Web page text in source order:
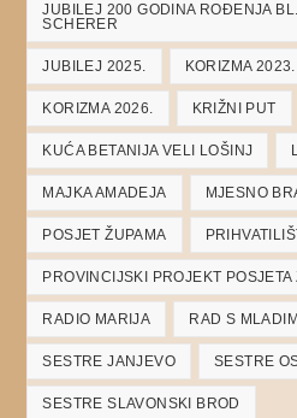
JUBILEJ 200 GODINA ROĐENJA
SCHERER
JUBILEJ 2025. KORIZMA 2023.
KORIZMA 2026. KRIŽNI PUT
KUĆA BETANIJA VELI LOŠINJ
MAJKA AMADEJA MJESNO
POSJET ŽUPAMA
PROVINCIJSKI PROJEKT POSJETA
RADIO MARIJA RAD S
SESTRE JANJEVO SESTRE
SESTRE SLAVONSKI BROD